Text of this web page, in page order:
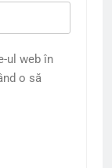
ul web în
o să